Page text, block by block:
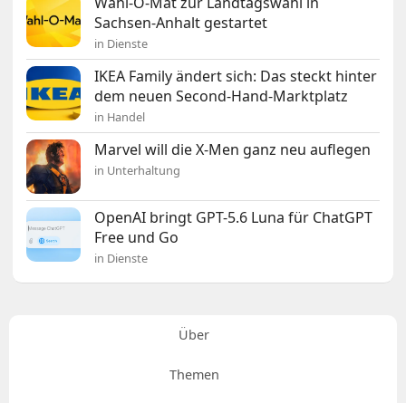
Sachsen-Anhalt gestartet
in Dienste
IKEA Family ändert sich: Das steckt hinter
dem neuen Second-Hand-Marktplatz
in Handel
Marvel will die X-Men ganz neu auflegen
in Unterhaltung
OpenAI bringt GPT-5.6 Luna für ChatGPT
Free und Go
in Dienste
Über
Themen